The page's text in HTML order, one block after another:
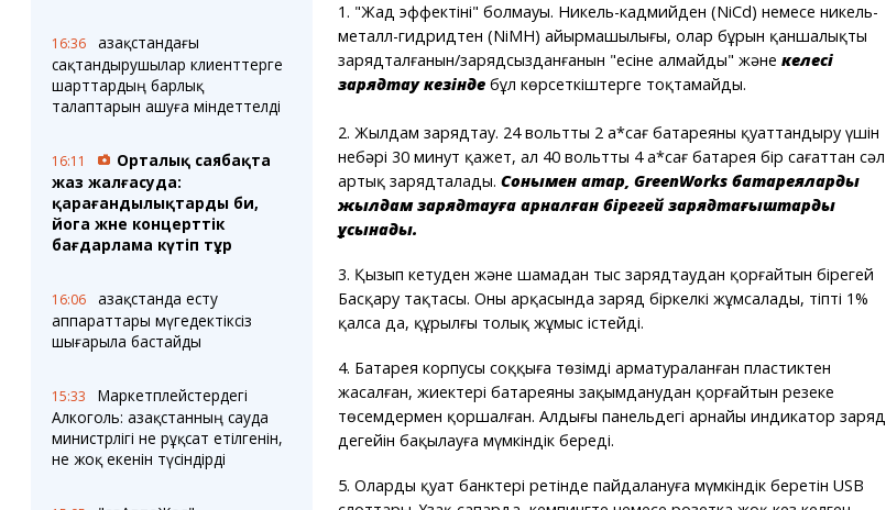
16:36
Қазақстандағы
сақтандырушылар клиенттерге
шарттардың барлық
талаптарын ашуға міндеттелді
16:11
Орталық саябақта
жаз жалғасуда:
қарағандылықтарды би,
йога және концерттік
бағдарлама күтіп тұр
16:06
Қазақстанда есту
аппараттары мүгедектіксіз
шығарыла бастайды
15:33
Маркетплейстердегі
Алкоголь: Қазақстанның сауда
министрлігі не рұқсат етілгенін,
не жоқ екенін түсіндірді
1. "Жад эффектінің" болмауы. Никель-кадмийден (NiCd) немесе никель-
металл-гидридтен (NiMH) айырмашылығы, олар бұрын қаншалықты
зарядталғанын/зарядсызданғанын "есіне алмайды" және келесі
зарядтау кезіндебұл көрсеткіштерге тоқтамайды.
2. Жылдам зарядтау. 24 вольтты 2 а*сағ батареяны қуаттандыру үшін
небәрі 30 минут қажет, ал 40 вольтты 4 а*сағ батарея бір сағаттан сәл
артық зарядталады. Сонымен қатар, GreenWorks батареяларды
жылдам зарядтауға арналған бірегей зарядтағыштарды
ұсынады.
3. Қызып кетуден және шамадан тыс зарядтаудан қорғайтын бірегей
Басқару тақтасы. Оның арқасында заряд біркелкі жұмсалады, тіпті 1%
қалса да, құрылғы толық жұмыс істейді.
4. Батарея корпусы соққыға төзімді арматураланған пластиктен
жасалған, жиектері батареяны зақымданудан қорғайтын резеңке
төсемдермен қоршалған. Алдыңғы панельдегі арнайы индикатор заряд
деңгейін бақылауға мүмкіндік береді.
5. Оларды қуат банктері ретінде пайдалануға мүмкіндік беретін USB